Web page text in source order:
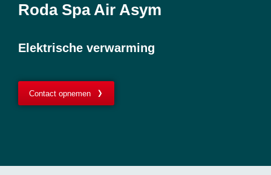
Roda Spa Air Asym
Elektrische verwarming
Contact opnemen